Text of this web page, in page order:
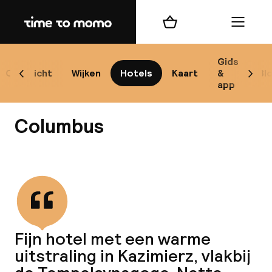
Home
Overzicht Wijken Hotels Kaart
Gids
&
app
Scroll naar links
Winkelmand Menu
Columbus
Fijn hotel met een warme
uitstraling in Kazimierz, vlakbij